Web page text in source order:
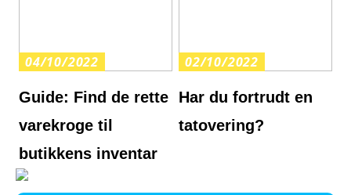
04/10/2022
Guide: Find de rette
varekroge til
butikkens inventar
02/10/2022
Har du fortrudt en
tatovering?